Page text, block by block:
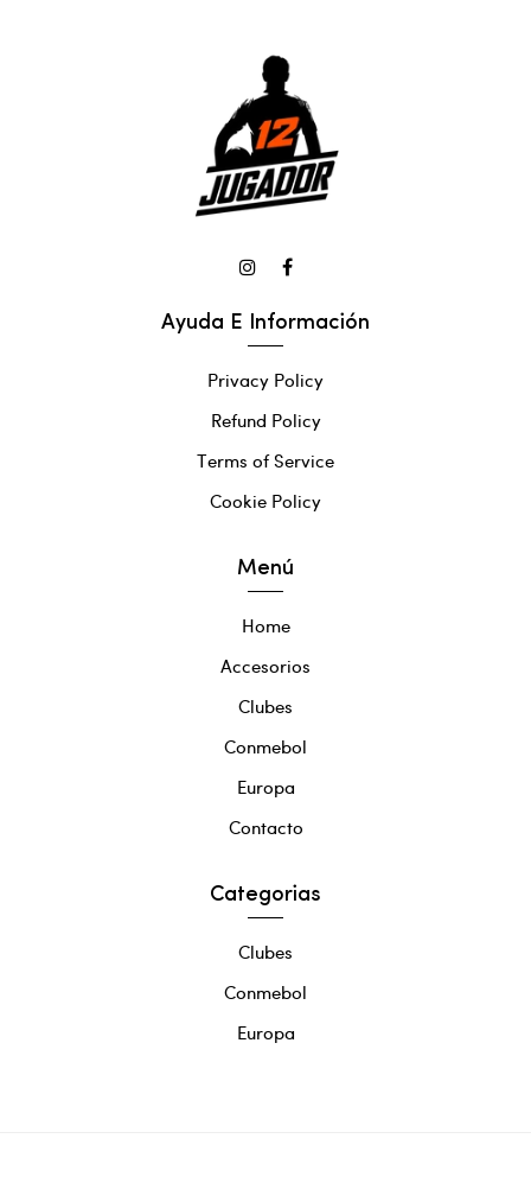
Ayuda E Información
Privacy Policy
Refund Policy
Terms of Service
Cookie Policy
Menú
Home
Accesorios
Clubes
Conmebol
Europa
Contacto
Categorias
Clubes
Conmebol
Europa